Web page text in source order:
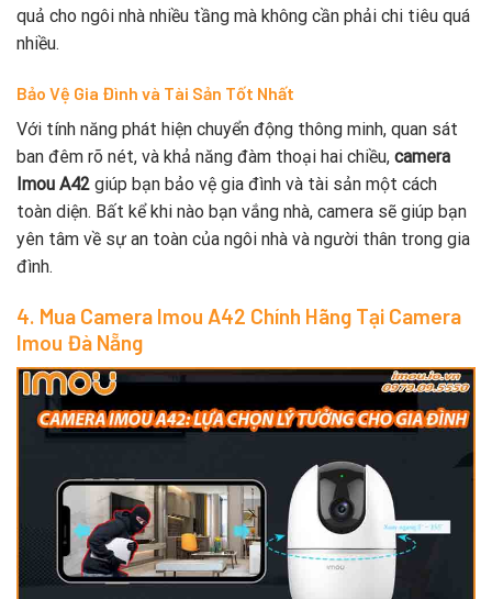
quả cho ngôi nhà nhiều tầng mà không cần phải chi tiêu quá
nhiều.
Bảo Vệ Gia Đình và Tài Sản Tốt Nhất
Với tính năng phát hiện chuyển động thông minh, quan sát
ban đêm rõ nét, và khả năng đàm thoại hai chiều, camera
Imou A42 giúp bạn bảo vệ gia đình và tài sản một cách
toàn diện. Bất kể khi nào bạn vắng nhà, camera sẽ giúp bạn
yên tâm về sự an toàn của ngôi nhà và người thân trong gia
đình.
4. Mua Camera Imou A42 Chính Hãng Tại Camera
Imou Đà Nẵng